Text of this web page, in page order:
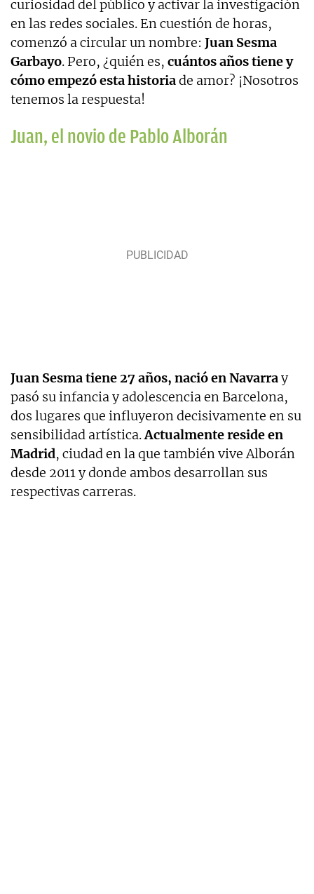
curiosidad del público y activar la investigación
en las redes sociales. En cuestión de horas,
comenzó a circular un nombre: Juan Sesma
Garbayo. Pero, ¿quién es, cuántos años tiene y
cómo empezó esta historiade amor? ¡Nosotros
tenemos la respuesta!
Juan, el novio de Pablo Alborán
Juan Sesma tiene 27 años, nació en Navarray
pasó su infancia y adolescencia en Barcelona,
dos lugares que influyeron decisivamente en su
sensibilidad artística.Actualmente reside en
Madrid, ciudad en la que también vive Alborán
desde 2011 y donde ambos desarrollan sus
respectivas carreras.